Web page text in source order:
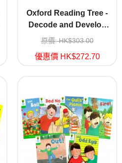
Oxford Reading Tree -
Decode and Develop
Stage 1+A
原價: HK$303.00
優惠價 HK$272.70